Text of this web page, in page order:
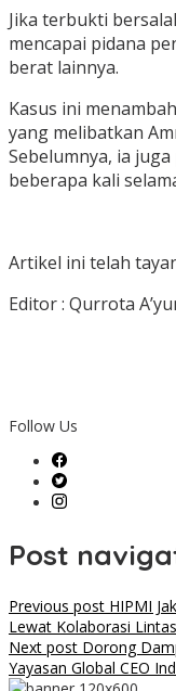
Jika terbukti
mencapai pidana
berat lainnya.
Kasus ini
yang melibatkan
Sebelumnya, ia
beberapa kali
Artikel ini
Editor : Qurrota
Follow Us
Post
Previous post HIPMI
Lewat Kolaborasi
Next post Dorong
Yayasan Global CEO